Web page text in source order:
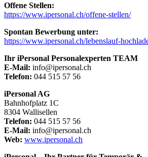
Offene Stellen:
https://www.ipersonal.ch/offene-stellen/
Spontan Bewerbung unter:
https://www.ipersonal.ch/lebenslauf-
Ihr iPersonal Personalexperten TEAM
E-Mail: info@ipersonal.ch
Telefon: 044 515 57 56
iPersonal AG
Bahnhofplatz 1C
8304 Wallisellen
Telefon: 044 515 57 56
E-Mail: info@ipersonal.ch
Web: www.ipersonal.ch